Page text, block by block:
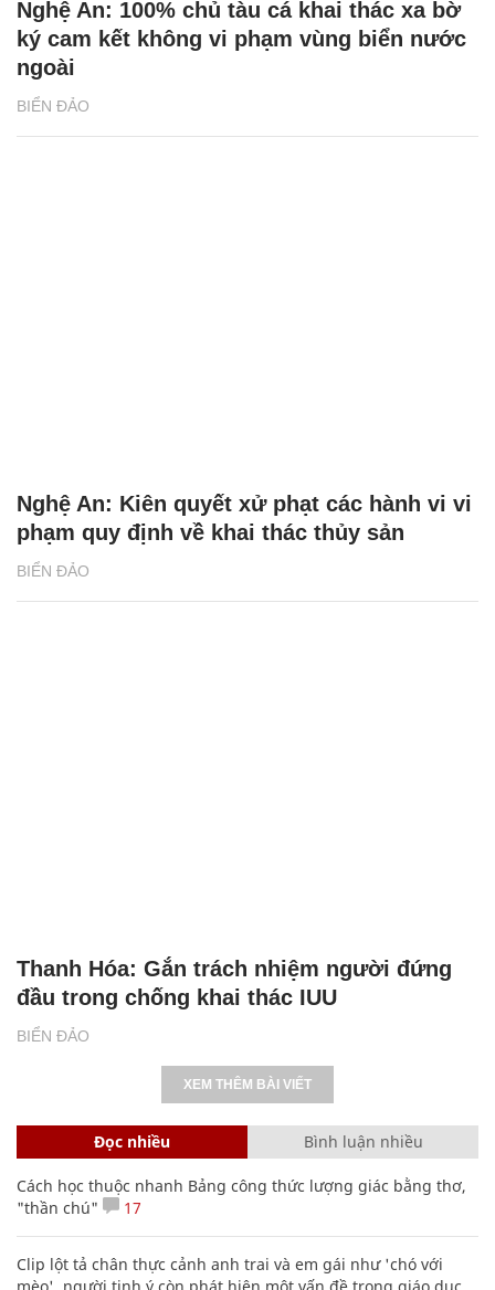
BIỂN ĐẢO
Nghệ An: 100% chủ tàu cá khai thác xa bờ
ký cam kết không vi phạm vùng biển nước
ngoài
BIỂN ĐẢO
Nghệ An: Kiên quyết xử phạt các hành vi vi
phạm quy định về khai thác thủy sản
BIỂN ĐẢO
Thanh Hóa: Gắn trách nhiệm người đứng
đầu trong chống khai thác IUU
XEM THÊM BÀI VIẾT
Đọc nhiều Bình luận nhiều
Cách học thuộc nhanh Bảng công thức lượng giác bằng thơ,
"thần chú"
17
Clip lột tả chân thực cảnh anh trai và em gái như 'chó với
mèo', người tinh ý còn phát hiện một vấn đề trong giáo dục